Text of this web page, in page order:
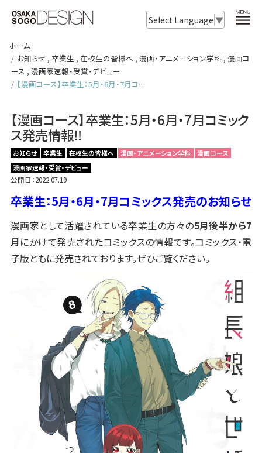
Select Language ▼
ホーム
お知らせ , 卒業生 , 在校生の皆様へ , 漫画・アニメーション学科, 漫画コ
ース ,漫画家速報・受賞・デビュー
【漫画コース】卒業生：5月・6月・7月コ…
【漫画コース】卒業生：5月・6月・7月コミック
ス発売情報‼
お知らせ 卒業生 在校生の皆様へ 漫画・アニメーション学科
漫画コース
漫画家速報・受賞・デビュー
公開日：2022.07.19
卒業生：5月・6月・7月コミックス発売のお知らせ
漫画家として活躍されている卒業生の方々の5月後半から7
月にかけて発売されたコミックスの情報です。コミックス・電
子版ともに発売されております。ぜひご覧ください。